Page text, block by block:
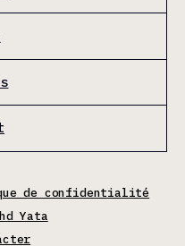
de confidentialité
Yata